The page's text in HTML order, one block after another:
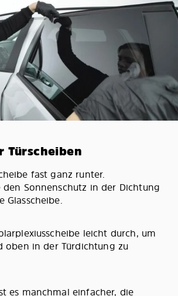
Türscheiben
fast ganz runter.
den Sonnenschutz in der Dichtung
Glasscheibe.
leicht durch, um
oben in der Türdichtung zu
es manchmal einfacher, die